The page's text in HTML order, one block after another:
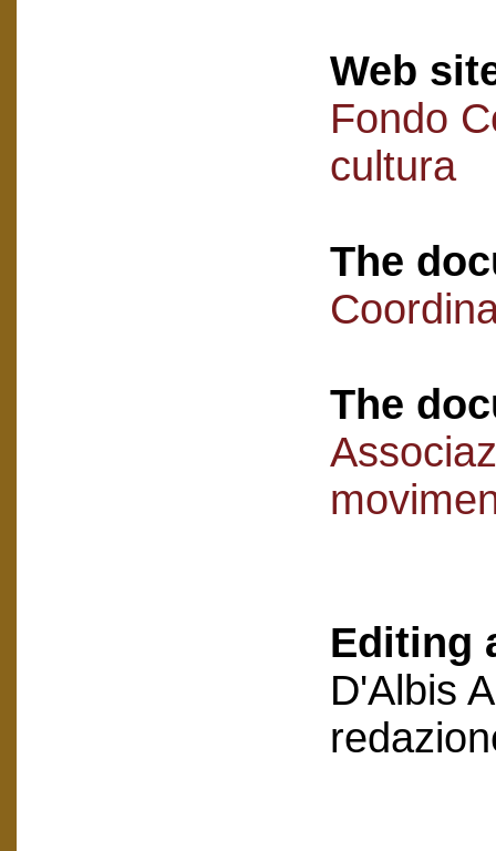
Web
Fondo
cultura
The
The
Editing
D'Albis